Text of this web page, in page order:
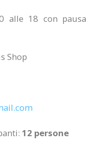
alle 18 con pausa
Shop
12 persone